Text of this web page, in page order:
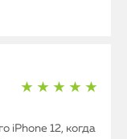
★ ★ ★ ★ ★
iPhone 12, когда